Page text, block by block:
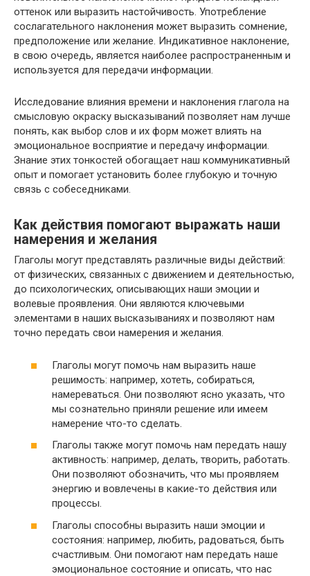
оттенок или выразить настойчивость. Употребление
сослагательного наклонения может выразить сомнение,
предположение или желание. Индикативное наклонение,
в свою очередь, является наиболее распространенным и
используется для передачи информации.
Исследование влияния времени и наклонения глагола на
смысловую окраску высказываний позволяет нам лучше
понять, как выбор слов и их форм может влиять на
эмоциональное восприятие и передачу информации.
Знание этих тонкостей обогащает наш коммуникативный
опыт и помогает установить более глубокую и точную
связь с собеседниками.
Как действия помогают выражать наши
намерения и желания
Глаголы могут представлять различные виды действий:
от физических, связанных с движением и деятельностью,
до психологических, описывающих наши эмоции и
волевые проявления. Они являются ключевыми
элементами в наших высказываниях и позволяют нам
точно передать свои намерения и желания.
Глаголы могут помочь нам выразить наше
решимость: например, хотеть, собираться,
намереваться. Они позволяют ясно указать, что
мы сознательно приняли решение или имеем
намерение что-то сделать.
Глаголы также могут помочь нам передать нашу
активность: например, делать, творить, работать.
Они позволяют обозначить, что мы проявляем
энергию и вовлечены в какие-то действия или
процессы.
Глаголы способны выразить наши эмоции и
состояния: например, любить, радоваться, быть
счастливым. Они помогают нам передать наше
эмоциональное состояние и описать, что нас